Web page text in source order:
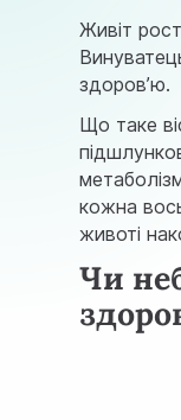
Живіт
здоров’ю.
Що таке
кожна
животі
Чи